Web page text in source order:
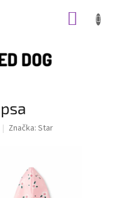
Značka: Star